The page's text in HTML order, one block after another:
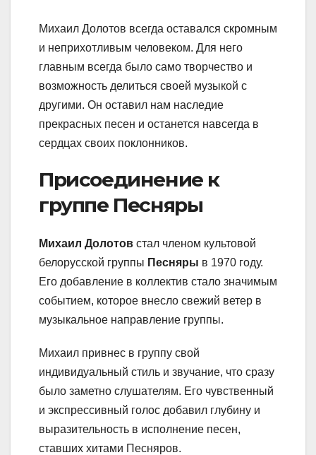
Михаил Долотов всегда оставался скромным
и неприхотливым человеком. Для него
главным всегда было само творчество и
возможность делиться своей музыкой с
другими. Он оставил нам наследие
прекрасных песен и останется навсегда в
сердцах своих поклонников.
Присоединение к
группе Песняры
Михаил Долотов стал членом культовой
белорусской группы Песняры в 1970 году.
Его добавление в коллектив стало значимым
событием, которое внесло свежий ветер в
музыкальное направление группы.
Михаил привнес в группу свой
индивидуальный стиль и звучание, что сразу
было заметно слушателям. Его чувственный
и экспрессивный голос добавил глубину и
выразительность в исполнение песен,
ставших хитами Песняров.